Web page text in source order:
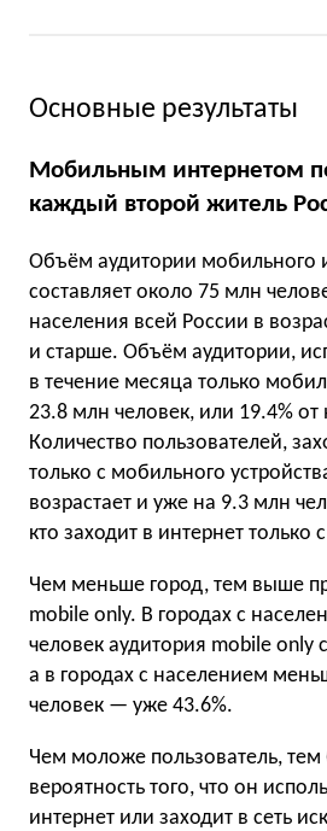
Основные результаты
Мобильным интернетом
каждый второй житель
Объём аудитории мобильного
составляет около 75 млн
населения всей России в
и старше. Объём аудитории,
в течение месяца только
23.8 млн человек, или 19.4% от
Количество пользователей,
только с мобильного
возрастает и уже на 9.3 млн
кто заходит в интернет только
Чем меньше город, тем выше
mobile only. В городах с
человек аудитория mobile only
а в городах с населением
человек — уже 43.6%.
Чем моложе пользователь,
вероятность того, что он
интернет или заходит в сеть